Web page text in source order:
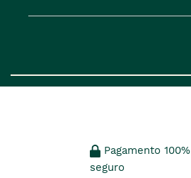
Pagamento 100%
seguro